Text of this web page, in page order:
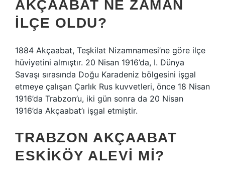
AKÇAABAT NE ZAMAN
ILÇE OLDU?
1884 Akçaabat, Teşkilat Nizamnamesi’ne göre ilçe
hüviyetini almıştır. 20 Nisan 1916’da, I. Dünya
Savaşı sırasında Doğu Karadeniz bölgesini işgal
etmeye çalışan Çarlık Rus kuvvetleri, önce 18 Nisan
1916’da Trabzon’u, iki gün sonra da 20 Nisan
1916’da Akçaabat’ı işgal etmiştir.
TRABZON AKÇAABAT
ESKIKÖY ALEVI MI?